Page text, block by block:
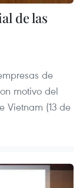
de las
de
motivo del
Vietnam (13 de